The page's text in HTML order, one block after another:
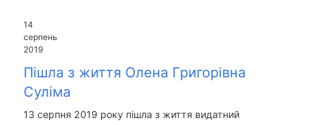
14
серпень
2019
Пішла з життя Олена Григорівна
Суліма
13 серпня 2019 року пішла з життя видатний